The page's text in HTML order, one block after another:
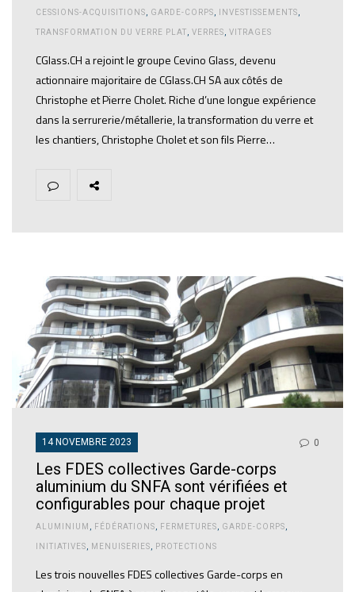
CESSIONS-ACQUISITIONS GARDE-CORPS INVESTISSEMENTS
TRANSFORMATION DU VERRE PLAT VERRES VITRAGES
CGlass.CH a rejoint le groupe Cevino Glass, devenu
actionnaire majoritaire de CGlass.CH SA aux côtés de
Christophe et Pierre Cholet. Riche d’une longue expérience
dans la serrurerie/métallerie, la transformation du verre et
les chantiers, Christophe Cholet et son fils Pierre…
14 NOVEMBRE 2023 0
Les FDES collectives Garde-corps
aluminium du SNFA sont vérifiées et
configurables pour chaque projet
ALUMINIUM , FÉDÉRATIONS, FERMETURES, GARDE-CORPS,
INITIATIVES, MENUISERIES, PROTECTIONS
Les trois nouvelles FDES collectives Garde-corps en